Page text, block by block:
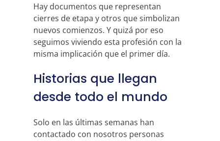
Hay documentos que representan
cierres de etapa y otros que simbolizan
nuevos comienzos. Y quizá por eso
seguimos viviendo esta profesión con la
misma implicación que el primer día.
Historias que llegan
desde todo el mundo
Solo en las últimas semanas han
contactado con nosotros personas